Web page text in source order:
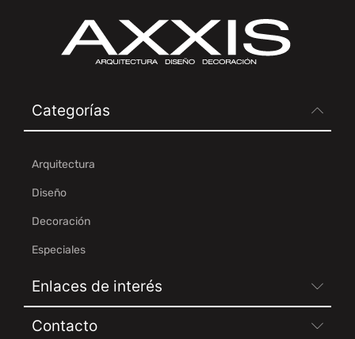
Categorías
Arquitectura
Diseño
Decoración
Especiales
Enlaces de interés
Contacto